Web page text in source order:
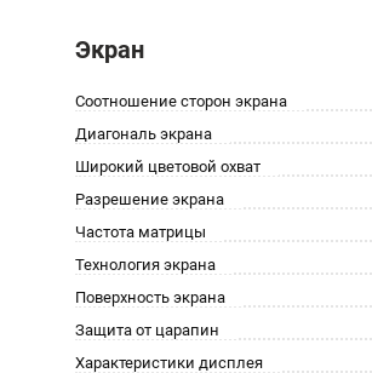
Экран
Соотношение сторон экрана
Диагональ экрана
Широкий цветовой охват
Разрешение экрана
Частота матрицы
Технология экрана
Поверхность экрана
Защита от царапин
Характеристики дисплея